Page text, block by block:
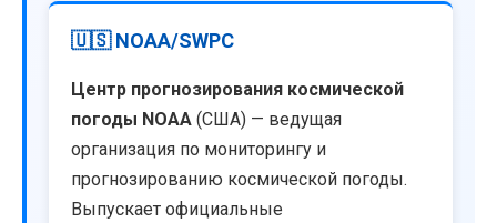
🇺🇸 NOAA/SWPC
Центр прогнозирования космической
погоды NOAA (США) — ведущая
организация по мониторингу и
прогнозированию космической погоды.
Выпускает официальные